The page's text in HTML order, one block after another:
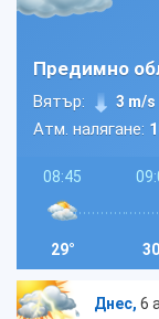
Предимно
Вятър: 3 m/s
Атм. налягане:
08:45
29°
Днес, 6